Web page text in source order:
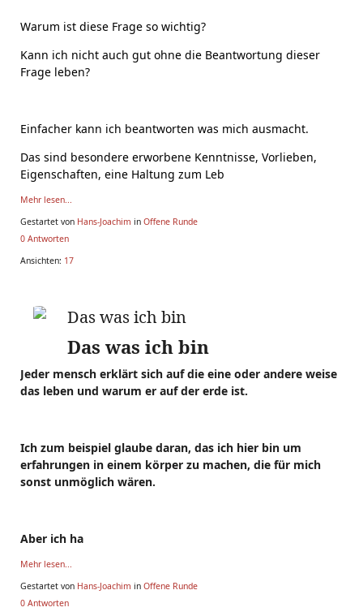
Warum ist diese Frage so wichtig?
Kann ich nicht auch gut ohne die Beantwortung dieser
Frage leben?
Einfacher kann ich beantworten was mich ausmacht.
Das sind besondere erworbene Kenntnisse, Vorlieben,
Eigenschaften, eine Haltung zum Leb
Mehr lesen...
Gestartet von Hans-Joachim in Offene Runde
0 Antworten
Ansichten: 17
Das was ich bin
Das was ich bin
Jeder mensch erklärt sich auf die eine oder andere weise
das leben und warum er auf der erde ist.
Ich zum beispiel glaube daran, das ich hier bin um
erfahrungen in einem körper zu machen, die für mich
sonst unmöglich wären.
Aber ich ha
Mehr lesen...
Gestartet von Hans-Joachim in Offene Runde
0 Antworten